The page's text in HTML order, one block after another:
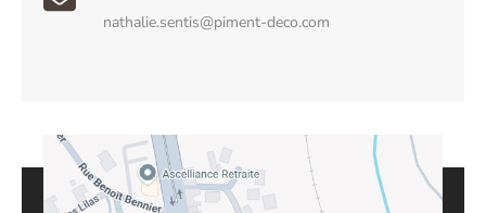
nathalie.sentis@piment-deco.com